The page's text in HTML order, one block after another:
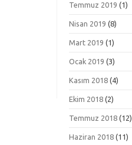
Temmuz 2019 (1)
Nisan 2019 (8)
Mart 2019 (1)
Ocak 2019 (3)
Kasım 2018 (4)
Ekim 2018 (2)
Temmuz 2018 (12)
Haziran 2018 (11)